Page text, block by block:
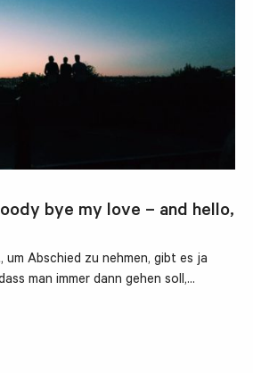
bye my love – and hello,
Abschied zu nehmen, gibt es ja
man immer dann gehen soll,…